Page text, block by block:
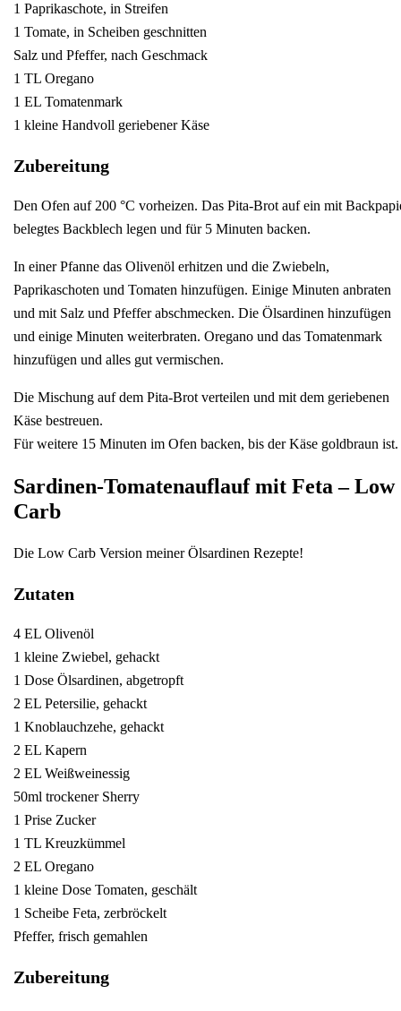
1 Paprikaschote, in Streifen
1 Tomate, in Scheiben geschnitten
Salz und Pfeffer, nach Geschmack
1 TL Oregano
1 EL Tomatenmark
1 kleine Handvoll geriebener Käse
Zubereitung
Den Ofen auf 200 °C vorheizen. Das Pita-Brot auf ein mit
belegtes Backblech legen und für 5 Minuten backen.
In einer Pfanne das Olivenöl erhitzen und die Zwiebeln,
Paprikaschoten und Tomaten hinzufügen. Einige Minuten anbraten
und mit Salz und Pfeffer abschmecken. Die Ölsardinen hinzufügen
und einige Minuten weiterbraten. Oregano und das Tomatenmark
hinzufügen und alles gut vermischen.
Die Mischung auf dem Pita-Brot verteilen und mit dem geriebenen
Käse bestreuen.
Für weitere 15 Minuten im Ofen backen, bis der Käse goldbraun ist.
Sardinen-Tomatenauflauf mit Feta – Low
Carb
Die Low Carb Version meiner Ölsardinen Rezepte!
Zutaten
4 EL Olivenöl
1 kleine Zwiebel, gehackt
1 Dose Ölsardinen, abgetropft
2 EL Petersilie, gehackt
1 Knoblauchzehe, gehackt
2 EL Kapern
2 EL Weißweinessig
50ml trockener Sherry
1 Prise Zucker
1 TL Kreuzkümmel
2 EL Oregano
1 kleine Dose Tomaten, geschält
1 Scheibe Feta, zerbröckelt
Pfeffer, frisch gemahlen
Zubereitung